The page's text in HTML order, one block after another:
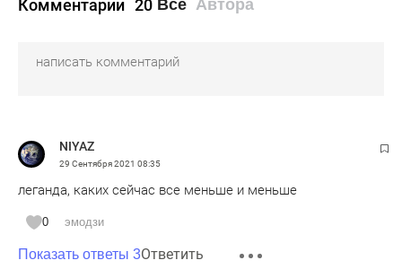
Комментарии 20 Все Автора
NIYAZ
29 Сентября 2021 08:35
леганда, каких сейчас все меньше и меньше
0 эмодзи
Показать ответы 3Ответить